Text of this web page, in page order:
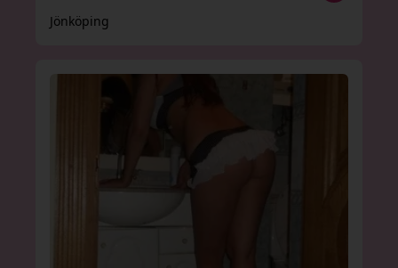
Jönköping